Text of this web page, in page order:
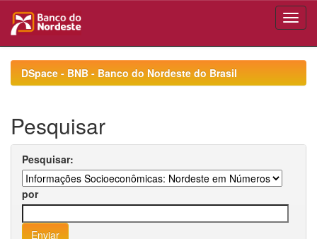
navigationDSpace - BNB - Banco do Nordeste do Brasil
Pesquisar
Pesquisar:
por